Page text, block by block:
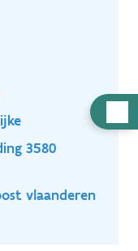
3580
vlaanderen